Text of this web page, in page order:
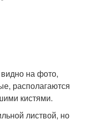
на фото,
располагаются
кистями.
листвой, но